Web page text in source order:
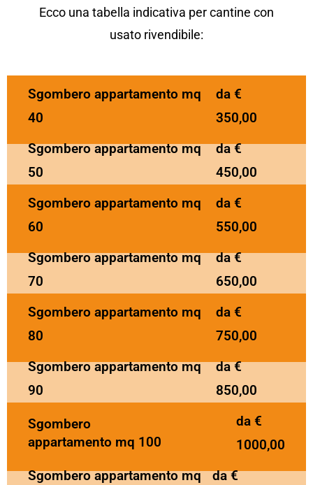
Ecco una tabella indicativa per cantine con
usato rivendibile:
Sgombero appartamento mq
40
da €
350,00
Sgombero appartamento mq
50
da €
450,00
Sgombero appartamento mq
60
da €
550,00
Sgombero appartamento mq
70
da €
650,00
Sgombero appartamento mq
80
da €
750,00
Sgombero appartamento mq
90
da €
850,00
Sgombero
appartamento mq 100
da €
1000,00
Sgombero appartamento mq
da €